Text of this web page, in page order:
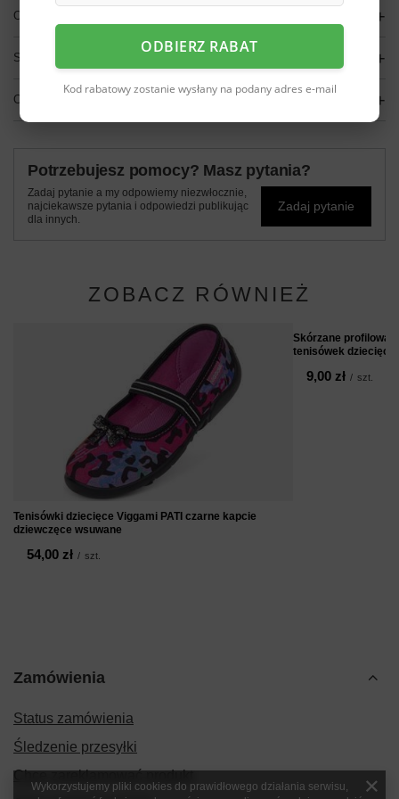
OPIS
SZCZEGÓŁOWE DANE
OPINIE
Potrzebujesz pomocy? Masz pytania?
Zadaj pytanie a my odpowiemy niezwłocznie,
najciekawsze pytania i odpowiedzi publikując
dla innych.
Zadaj pytanie
ZOBACZ RÓWNIEŻ
Tenisówki dziecięce Viggami PATI czarne kapcie
dziewczęce wsuwane
54,00 zł / szt.
Skórzane
tenisówek
9,00 zł / szt.
Zamówienia
Status zamówienia
Śledzenie przesyłki
Chcę zareklamować produkt
ODBIERZ RABAT
Kod rabatowy zostanie wysłany na podany adres e-mail
Wykorzystujemy pliki cookies do prawidłowego działania serwisu,